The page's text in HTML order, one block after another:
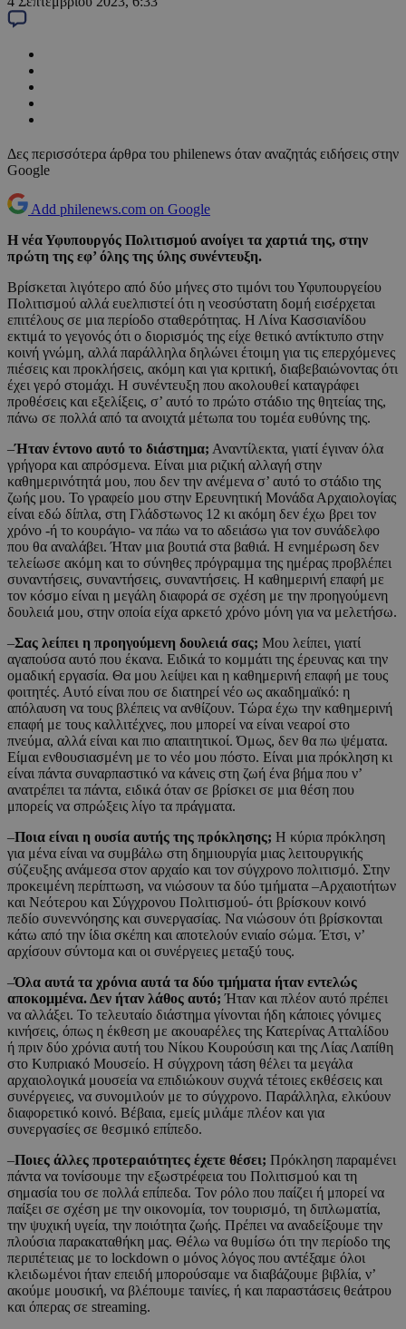
Δες περισσότερα άρθρα του philenews όταν αναζητάς ειδήσεις στην
Google
Add philenews.com on Google
Η νέα Υφυπουργός Πολιτισμού ανοίγει τα χαρτιά της, στην
πρώτη της εφ’ όλης της ύλης συνέντευξη.
Βρίσκεται λιγότερο από δύο μήνες στο τιμόνι του Υφυπουργείου
Πολιτισμού αλλά ευελπιστεί ότι η νεοσύστατη δομή εισέρχεται
επιτέλους σε μια περίοδο σταθερότητας. Η Λίνα Κασσιανίδου
εκτιμά το γεγονός ότι ο διορισμός της είχε θετικό αντίκτυπο στην
κοινή γνώμη, αλλά παράλληλα δηλώνει έτοιμη για τις επερχόμενες
πιέσεις και προκλήσεις, ακόμη και για κριτική, διαβεβαιώνοντας ότι
έχει γερό στομάχι. Η συνέντευξη που ακολουθεί καταγράφει
προθέσεις και εξελίξεις, σ’ αυτό το πρώτο στάδιο της θητείας της,
πάνω σε πολλά από τα ανοιχτά μέτωπα του τομέα ευθύνης της.
–Ήταν έντονο αυτό το διάστημα; Αναντίλεκτα, γιατί έγιναν όλα
γρήγορα και απρόσμενα. Είναι μια ριζική αλλαγή στην
καθημερινότητά μου, που δεν την ανέμενα σ’ αυτό το στάδιο της
ζωής μου. Το γραφείο μου στην Ερευνητική Μονάδα Αρχαιολογίας
είναι εδώ δίπλα, στη Γλάδστωνος 12 κι ακόμη δεν έχω βρει τον
χρόνο -ή το κουράγιο- να πάω να το αδειάσω για τον συνάδελφο
που θα αναλάβει. Ήταν μια βουτιά στα βαθιά. Η ενημέρωση δεν
τελείωσε ακόμη και το σύνηθες πρόγραμμα της ημέρας προβλέπει
συναντήσεις, συναντήσεις, συναντήσεις. Η καθημερινή επαφή με
τον κόσμο είναι η μεγάλη διαφορά σε σχέση με την προηγούμενη
δουλειά μου, στην οποία είχα αρκετό χρόνο μόνη για να μελετήσω.
–Σας λείπει η προηγούμενη δουλειά σας; Μου λείπει, γιατί
αγαπούσα αυτό που έκανα. Ειδικά το κομμάτι της έρευνας και την
ομαδική εργασία. Θα μου λείψει και η καθημερινή επαφή με τους
φοιτητές. Αυτό είναι που σε διατηρεί νέο ως ακαδημαϊκό: η
απόλαυση να τους βλέπεις να ανθίζουν. Τώρα έχω την καθημερινή
επαφή με τους καλλιτέχνες, που μπορεί να είναι νεαροί στο
πνεύμα, αλλά είναι και πιο απαιτητικοί. Όμως, δεν θα πω ψέματα.
Είμαι ενθουσιασμένη με το νέο μου πόστο. Είναι μια πρόκληση κι
είναι πάντα συναρπαστικό να κάνεις στη ζωή ένα βήμα που ν’
ανατρέπει τα πάντα, ειδικά όταν σε βρίσκει σε μια θέση που
μπορείς να σπρώξεις λίγο τα πράγματα.
–Ποια είναι η ουσία αυτής της πρόκλησης; Η κύρια πρόκληση
για μένα είναι να συμβάλω στη δημιουργία μιας λειτουργικής
σύζευξης ανάμεσα στον αρχαίο και τον σύγχρονο πολιτισμό. Στην
προκειμένη περίπτωση, να νιώσουν τα δύο τμήματα –Αρχαιοτήτων
και Νεότερου και Σύγχρονου Πολιτισμού- ότι βρίσκουν κοινό
πεδίο συνεννόησης και συνεργασίας. Να νιώσουν ότι βρίσκονται
κάτω από την ίδια σκέπη και αποτελούν ενιαίο σώμα. Έτσι, ν’
αρχίσουν σύντομα και οι συνέργειες μεταξύ τους.
–Όλα αυτά τα χρόνια αυτά τα δύο τμήματα ήταν εντελώς
αποκομμένα. Δεν ήταν λάθος αυτό; Ήταν και πλέον αυτό πρέπει
να αλλάξει. Το τελευταίο διάστημα γίνονται ήδη κάποιες γόνιμες
κινήσεις, όπως η έκθεση με ακουαρέλες της Κατερίνας Ατταλίδου
ή πριν δύο χρόνια αυτή του Νίκου Κουρούσιη και της Λίας Λαπίθη
στο Κυπριακό Μουσείο. Η σύγχρονη τάση θέλει τα μεγάλα
αρχαιολογικά μουσεία να επιδιώκουν συχνά τέτοιες εκθέσεις και
συνέργειες, να συνομιλούν με το σύγχρονο. Παράλληλα, ελκύουν
διαφορετικό κοινό. Βέβαια, εμείς μιλάμε πλέον και για
συνεργασίες σε θεσμικό επίπεδο.
–Ποιες άλλες προτεραιότητες έχετε θέσει; Πρόκληση παραμένει
πάντα να τονίσουμε την εξωστρέφεια του Πολιτισμού και τη
σημασία του σε πολλά επίπεδα. Τον ρόλο που παίζει ή μπορεί να
παίξει σε σχέση με την οικονομία, τον τουρισμό, τη διπλωματία,
την ψυχική υγεία, την ποιότητα ζωής. Πρέπει να αναδείξουμε την
πλούσια παρακαταθήκη μας. Θέλω να θυμίσω ότι την περίοδο της
περιπέτειας με το lockdown ο μόνος λόγος που αντέξαμε όλοι
κλειδωμένοι ήταν επειδή μπορούσαμε να διαβάζουμε βιβλία, ν’
ακούμε μουσική, να βλέπουμε ταινίες, ή και παραστάσεις θεάτρου
και όπερας σε streaming.